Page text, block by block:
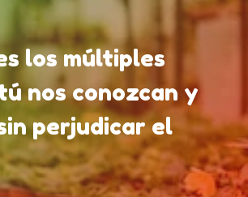
los múltiples
nos conozcan y
perjudicar el